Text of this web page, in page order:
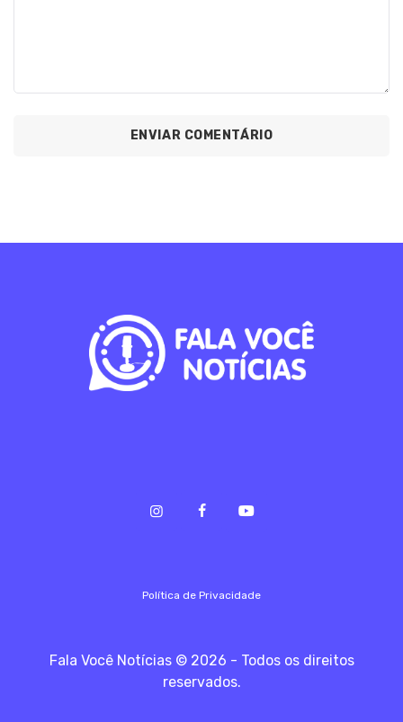
Política de Privacidade
Fala Você Notícias © 2026 - Todos os direitos
reservados.